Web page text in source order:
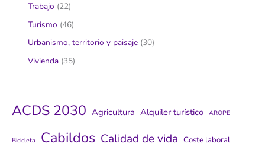
Trabajo (22)
Turismo (46)
Urbanismo, territorio y paisaje (30)
Vivienda (35)
ACDS 2030 Agricultura Alquiler turístico AROPE
Bicicleta Cabildos Calidad de vida Coste laboral